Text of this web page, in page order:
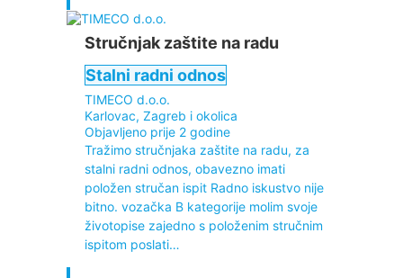
Stručnjak zaštite na radu
Stalni radni odnos
TIMECO d.o.o.
Karlovac, Zagreb i okolica
Objavljeno prije 2 godine
Tražimo stručnjaka zaštite na radu, za
stalni radni odnos, obavezno imati
položen stručan ispit Radno iskustvo nije
bitno. vozačka B kategorije molim svoje
životopise zajedno s položenim stručnim
ispitom poslati…